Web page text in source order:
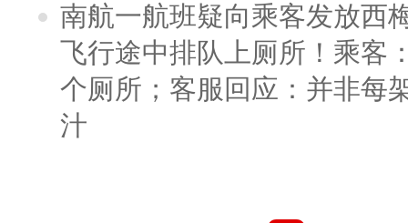
南航一航班疑向乘客发放西
飞行途中排队上厕所！乘客
个厕所；客服回应：并非每
汁